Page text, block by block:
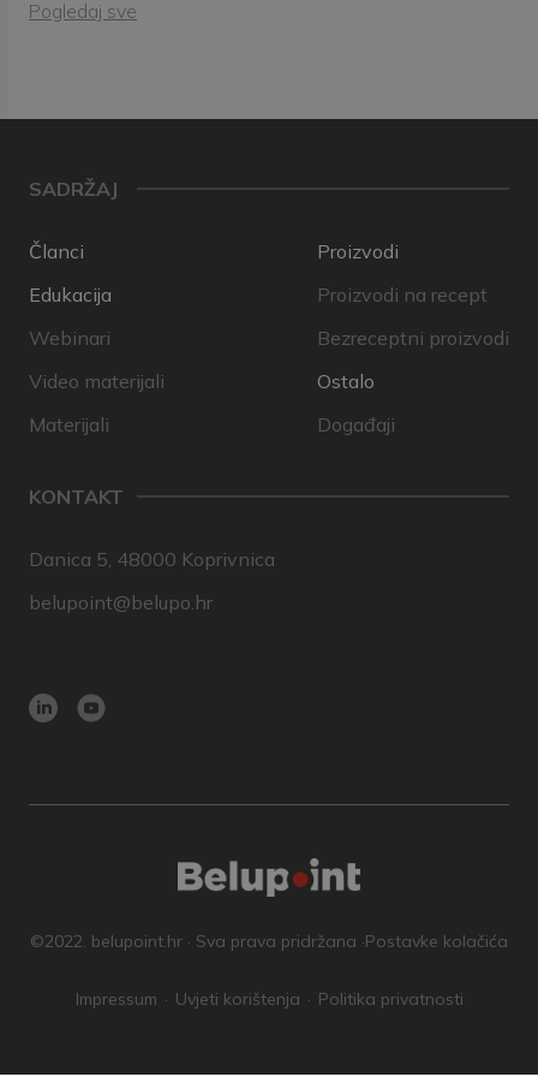
Pogledaj sve
SADRŽAJ
Članci
Edukacija
Webinari
Video materijali
Materijali
Proizvodi
Proizvodi na recept
Bezreceptni proizvodi
Ostalo
Događaji
KONTAKT
Danica 5, 48000 Koprivnica
belupoint@belupo.hr
©2022. belupoint.hr · Sva prava pridržana ·Postavke kolačića
Impressum Uvjeti korištenja Politika privatnosti